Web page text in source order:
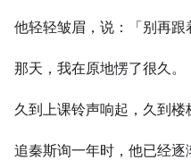
他轻轻皱眉，说：「别再跟
那天，我在原地愣了很久。
久到上课铃声响起，久到楼
追秦斯询一年时，他已经逐